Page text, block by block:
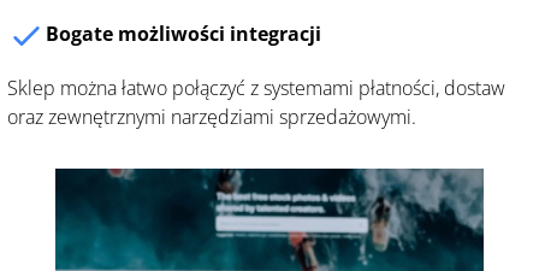
Bogate możliwości integracji
Sklep można łatwo połączyć z systemami płatności, dostaw
oraz zewnętrznymi narzędziami sprzedażowymi.